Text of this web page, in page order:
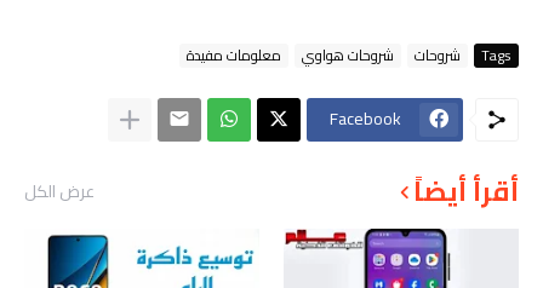
Tags شروحات شروحات هواوي معلومات مفيدة
Facebook
أقرأ أيضاً عرض الكل